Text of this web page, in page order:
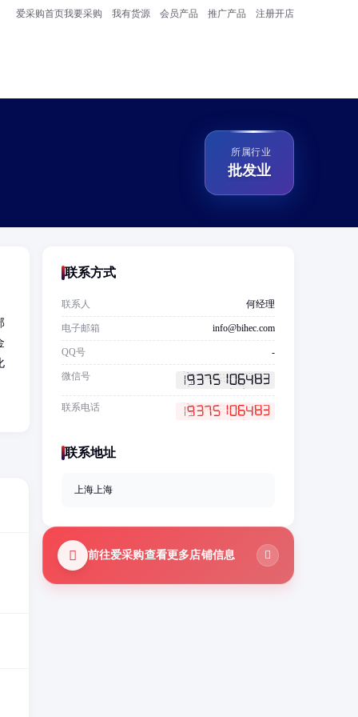
爱采购首页我要采购 我有货源 会员产品 推广产品 注册开店
所属行业
批发业
联系方式
联系人 何经理
电子邮箱 info@bihec.com
QQ号 -
微信号
联系电话
联系地址
上海上海
前往爱采购查看更多店铺信息